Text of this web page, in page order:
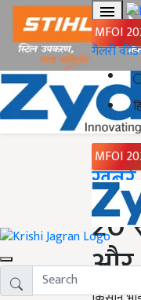
MFOI
गैलरी
MFOI
Home
ख़बरें
20
और